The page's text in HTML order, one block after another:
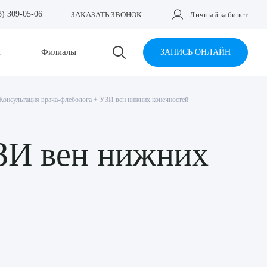
309-05-06 ЗАКАЗАТЬ ЗВОНОК Личный кабинет
Филиалы ЗАПИСЬ ОНЛАЙН
Консультация врача-флеболога + УЗИ вен нижних конечностей
вен нижних